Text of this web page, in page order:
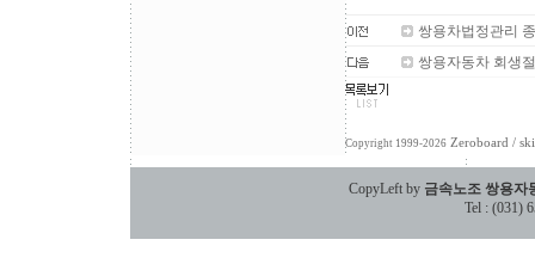
쌍용차법정관리
쌍용자동차 회생
Copyright 1999-2026 Zeroboard /
CopyLeft by 금속노조 쌍용자
Tel : (031)